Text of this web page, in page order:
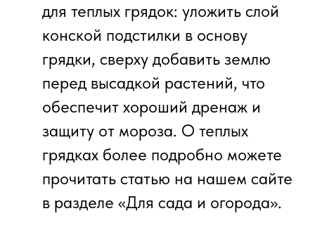
для теплых грядок: уложить слой
конской подстилки в основу
грядки, сверху добавить землю
перед высадкой растений, что
обеспечит хороший дренаж и
защиту от мороза. О теплых
грядках более подробно можете
прочитать статью на нашем сайте
в разделе «Для сада и огорода».